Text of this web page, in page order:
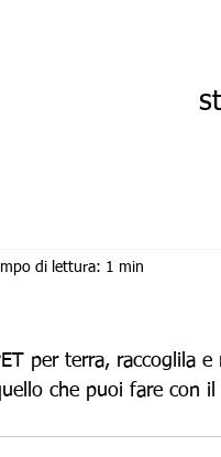
di lettura: 1 min
per terra, raccoglila
che puoi fare con il